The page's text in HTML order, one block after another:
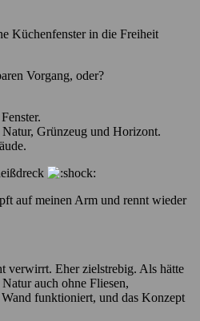
Küchenfenster in die Freiheit
Vorgang, oder?
Grünzeug und Horizont.
auf meinen Arm und rennt wieder
verwirrt. Eher zielstrebig. Als hätte
auch ohne Fliesen,
funktioniert, und das Konzept